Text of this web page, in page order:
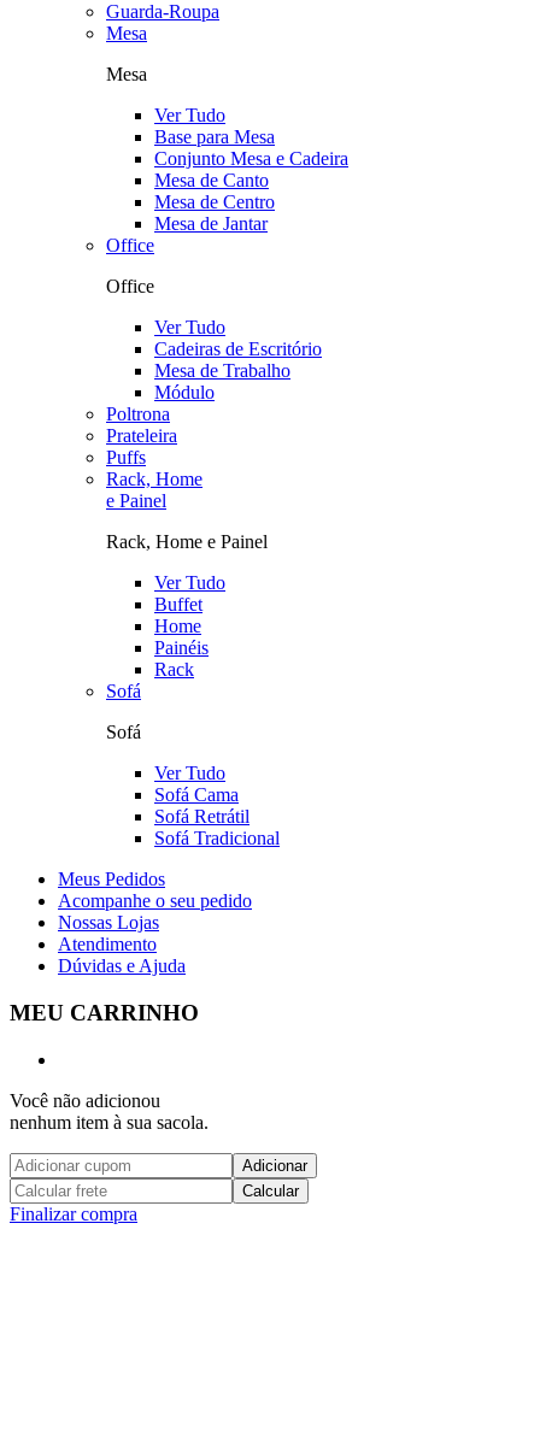
Guarda-Roupa
Mesa
Mesa
Ver Tudo
Base para Mesa
Conjunto Mesa e Cadeira
Mesa de Canto
Mesa de Centro
Mesa de Jantar
Office
Office
Ver Tudo
Cadeiras de Escritório
Mesa de Trabalho
Módulo
Poltrona
Prateleira
Puffs
Rack, Home
e Painel
Rack, Home e Painel
Ver Tudo
Buffet
Home
Painéis
Rack
Sofá
Sofá
Ver Tudo
Sofá Cama
Sofá Retrátil
Sofá Tradicional
Meus Pedidos
Acompanhe o seu pedido
Nossas Lojas
Atendimento
Dúvidas e Ajuda
MEU CARRINHO
Você não adicionou
nenhum item à sua sacola.
Adicionar
Calcular
Finalizar compra